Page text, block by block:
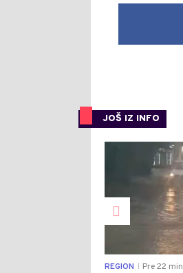
JOŠ IZ INFO
REGION Pre 22 min